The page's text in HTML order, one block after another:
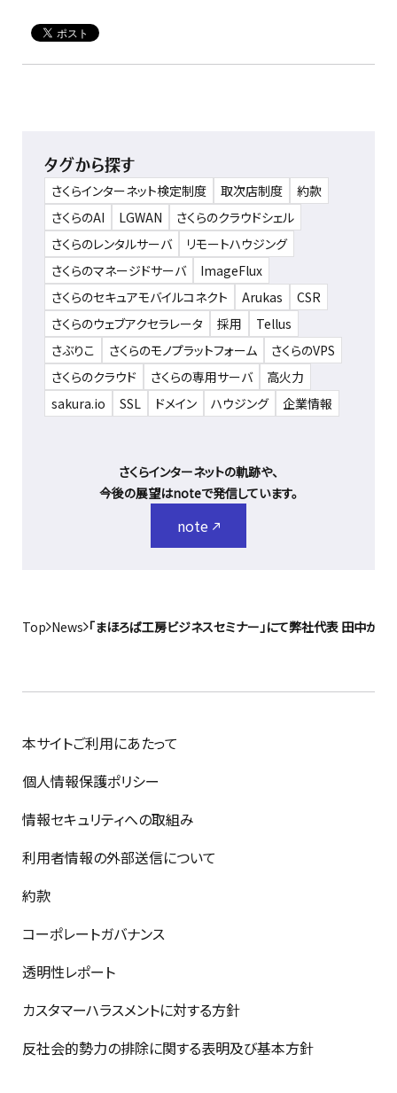
タグから探す
さくらインターネット検定制度 取次店制度
約款
さくらのAI
LGWAN
さくらのクラウドシェル
さくらのレンタルサーバ
リモートハウジング
さくらのマネージドサーバ
ImageFlux
さくらのセキュアモバイルコネクト
Arukas
CSR
さくらのウェブアクセラレータ
採用
Tellus
さぶりこ
さくらのモノプラットフォーム
さくらのVPS
さくらのクラウド
さくらの専用サーバ
高火力
sakura.io
SSL ドメイン ハウジング 企業情報
さくらインターネットの軌跡や、
今後の展望はnoteで発信しています。
note
Top News 「まほろば工房ビジネスセミナー」にて弊社代表 田中が講
本サイトご利用にあたって
個人情報保護ポリシー
情報セキュリティへの取組み
利用者情報の外部送信について
約款
コーポレートガバナンス
透明性レポート
カスタマーハラスメントに対する方針
反社会的勢力の排除に関する表明及び基本方針